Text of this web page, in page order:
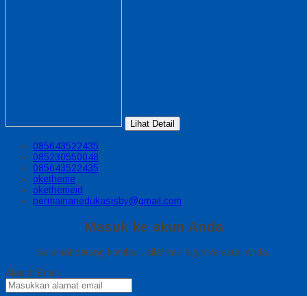
Lihat Detail
085643522435
085230550048
085643522435
oketheme
okethemeid
permainanedukasisby@gmail.com
Masuk ke akun Anda
Selamat datang kembali, silahkan login ke akun Anda.
Alamat Email